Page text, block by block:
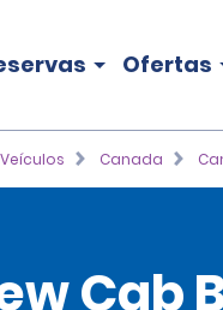
Ofertas
Veículos Canada
Cab